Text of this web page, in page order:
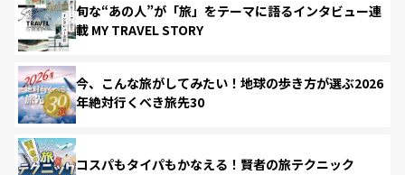
旬な“あの人”が「旅」をテーマに語るインタビュー連
載 MY TRAVEL STORY
今、こんな旅がしてみたい！地球の歩き方が選ぶ2026
年絶対行くべき旅先30
コスパもタイパもかなえる！賢者の旅テクニック